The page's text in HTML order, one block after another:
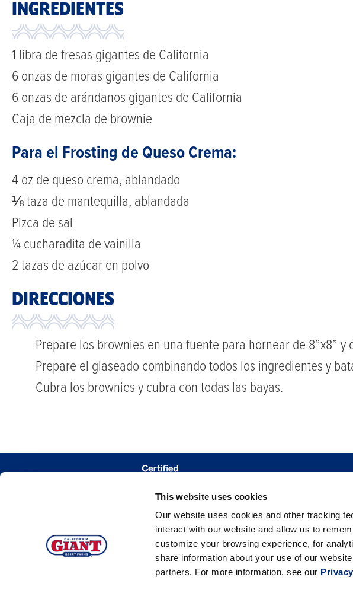
This website uses cookies
Our website uses cookies and other tracking
interact with our website and allow us to
customize your browsing experience, for
share information about your use of our
partners. For more information, see our
INGREDIENTES
1 libra de fresas gigantes de California
6 onzas de moras gigantes de California
6 onzas de arándanos gigantes de California
Caja de mezcla de brownie
Para el Frosting de Queso Crema:
4 oz de queso crema, ablandado
⅛ taza de mantequilla, ablandada
Pizca de sal
¼ cucharadita de vainilla
2 tazas de azúcar en polvo
DIRECCIONES
Prepare los brownies en una fuente para hornear de 8”x8” y
Prepare el glaseado combinando todos los ingredientes y
Cubra los brownies y cubra con todas las bayas.